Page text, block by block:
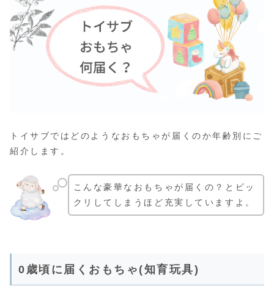
トイサブではどのようなおもちゃが届くのか年齢別にご
紹介します。
こんな豪華なおもちゃが届くの？とビッ
クリしてしまうほど充実していますよ。
0歳頃に届くおもちゃ(知育玩具)